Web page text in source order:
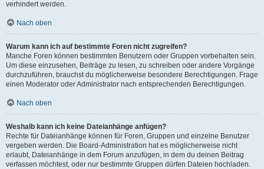
verhindert werden.
Nach oben
Warum kann ich auf bestimmte Foren nicht zugreifen?
Manche Foren können bestimmten Benutzern oder Gruppen vorbehalten sein.
Um diese einzusehen, Beiträge zu lesen, zu schreiben oder andere Vorgänge
durchzuführen, brauchst du möglicherweise besondere Berechtigungen. Frage
einen Moderator oder Administrator nach entsprechenden Berechtigungen.
Nach oben
Weshalb kann ich keine Dateianhänge anfügen?
Rechte für Dateianhänge können für Foren, Gruppen und einzelne Benutzer
vergeben werden. Die Board-Administration hat es möglicherweise nicht
erlaubt, Dateianhänge in dem Forum anzufügen, in dem du deinen Beitrag
verfassen möchtest, oder nur bestimmte Gruppen dürfen Dateien hochladen.